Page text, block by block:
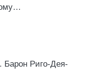
Риго-Дея-